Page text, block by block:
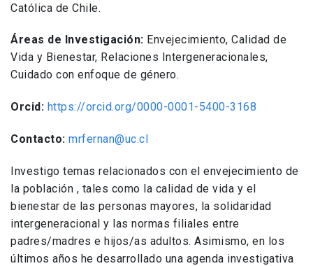
Católica de Chile.
Áreas de Investigación: Envejecimiento, Calidad de
Vida y Bienestar, Relaciones Intergeneracionales,
Cuidado con enfoque de género.
Orcid: https://orcid.org/0000-0001-5400-3168
Contacto: mrfernan@uc.cl
Investigo temas relacionados con el envejecimiento de
la población , tales como la calidad de vida y el
bienestar de las personas mayores, la solidaridad
intergeneracional y las normas filiales entre
padres/madres e hijos/as adultos. Asimismo, en los
últimos años he desarrollado una agenda investigativa